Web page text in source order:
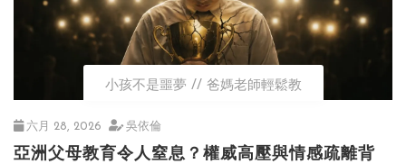
小孩不是噩夢 爸媽老師輕鬆教
六月 28, 2026 吳依倫
亞洲父母教育令人窒息？權威高壓與情感疏離背